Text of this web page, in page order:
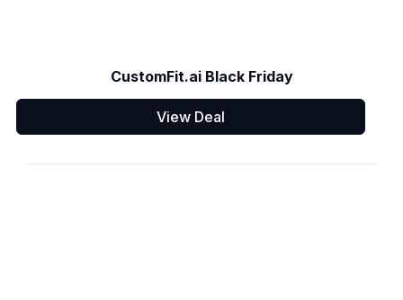
CustomFit.ai Black Friday
View Deal